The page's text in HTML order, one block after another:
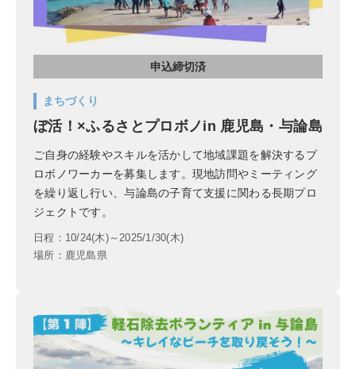
申込締切済
まちづくり
ぼ活！×ふるさとプロボノin 鹿児島・与論島
ご自身の経験やスキルを活かして地域課題を解決するプ
ロボノワーカーを募集します。現地訪問やミーティング
を繰り返し行い、与論島の子育て支援に関わる長期プロ
ジェクトです。
日程：10/24(木)～2025/1/30(木)
場所：鹿児島県